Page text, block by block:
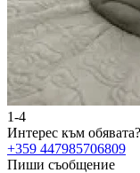
1-4
Интерес към обявата?
+359 447985706809
Пиши съобщение